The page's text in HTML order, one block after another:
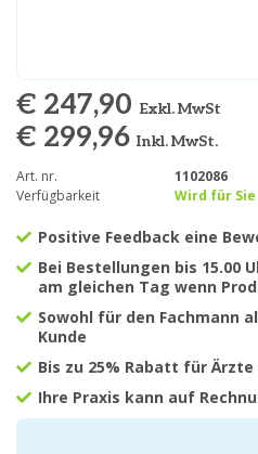
€ 247,90 Exkl. MwSt
€ 299,96 Inkl. MwSt.
Art. nr.
1102086
Verfügbarkeit
Wird für
Positive Feedback eine
Bei Bestellungen bis 15.00
am gleichen Tag wenn
Sowohl für den Fachmann
Kunde
Bis zu 25% Rabatt für
Ihre Praxis kann auf